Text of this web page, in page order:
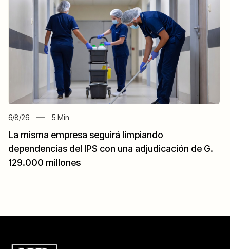
6/8/26 5 Min
La misma empresa seguirá limpiando
dependencias del IPS con una adjudicación de G.
129.000 millones